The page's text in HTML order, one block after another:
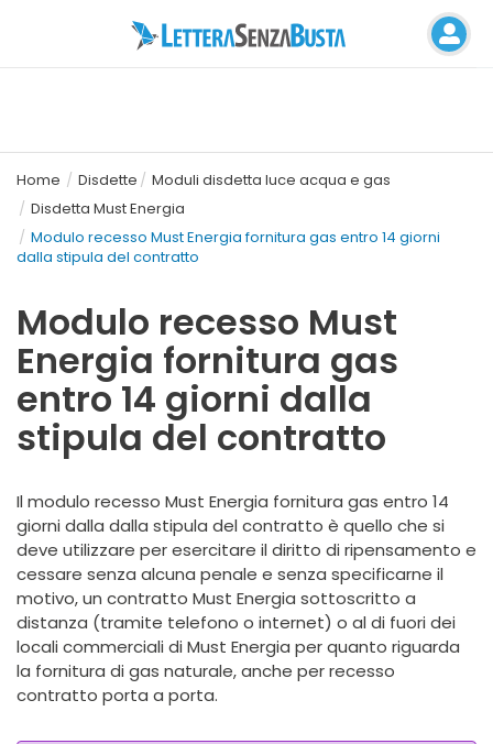
Home Disdette
Moduli disdetta luce acqua e gas
Disdetta Must Energia
Modulo recesso Must Energia fornitura gas entro 14 giorni
dalla stipula del contratto
Modulo recesso Must
Energia fornitura gas
entro 14 giorni dalla
stipula del contratto
Il modulo recesso Must Energia fornitura gas entro 14
giorni dalla dalla stipula del contratto è quello che si
deve utilizzare per esercitare il diritto di ripensamento e
cessare senza alcuna penale e senza specificarne il
motivo, un contratto Must Energia sottoscritto a
distanza (tramite telefono o internet) o al di fuori dei
locali commerciali di Must Energia per quanto riguarda
la fornitura di gas naturale, anche per recesso
contratto porta a porta.